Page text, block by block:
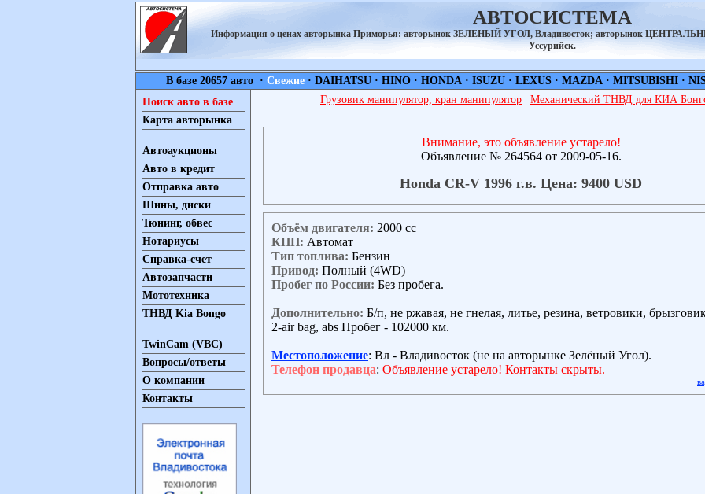
АВТОСИСТЕМА
Информация о ценах авторынка Приморья: авторынок ЗЕЛЕНЫЙ УГОЛ, Владивосток; авторынок
Уссурийск.
В базе 20657 авто · Свежие· DAIHATSU· HINO· HONDA· ISUZU· LEXUS· MAZDA· MITSUBISHI·
Поиск авто в базе
Карта авторынка
Автоаукционы
Авто в кредит
Отправка авто
Шины, диски
Тюнинг, обвес
Нотариусы
Справка-счет
Автозапчасти
Мототехника
ТНВД Kia Bongo
TwinCam (VBC)
Вопросы/ответы
О компании
Контакты
Грузовик манипулятор, кран манипулятор Механический ТНВД для КИА
Внимание, это объявление устарело!
Объявление № 264564 от 2009-05-16.
Honda CR-V 1996 г.в. Цена: 9400 USD
Объём двигателя: 2000 сс
КПП: Автомат
Тип топлива: Бензин
Привод: Полный (4WD)
Пробег по России: Без пробега.
Дополнительно: Б/п, не ржавая, не гнелая, литье, резина, ветровики,
2-air bag, abs Пробег - 102000 км.
Местоположение: Вл - Владивосток (не на авторынке Зелёный Угол).
Телефон продавца: Объявление устарело! Контакты скрыты.